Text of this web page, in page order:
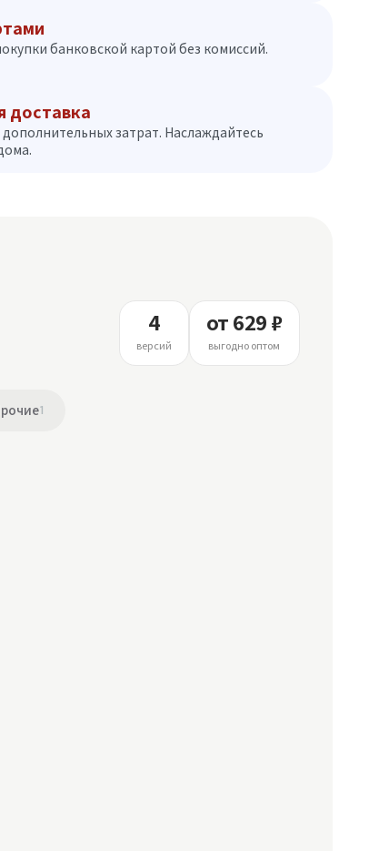
банковской картой без комиссий.
доставка
затрат. Наслаждайтесь
4
версий
от 629 ₽
выгодно оптом
1